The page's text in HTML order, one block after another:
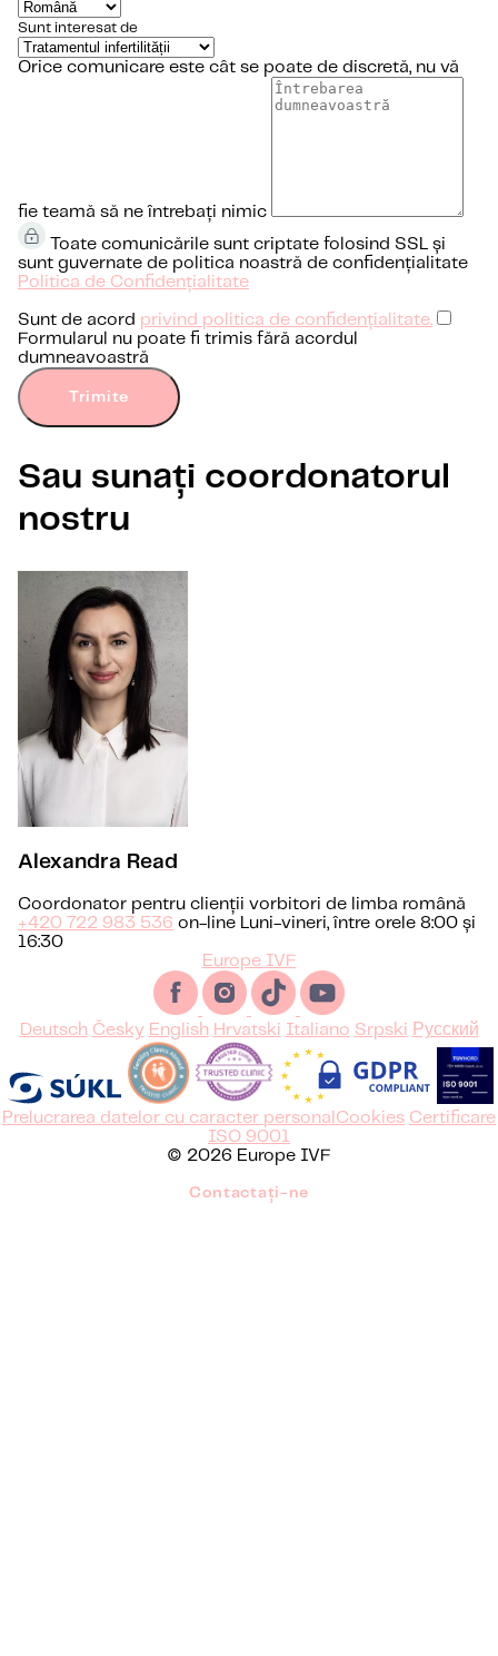
Sunt interesat de
Orice comunicare este cât se poate de discretă, nu vă
fie teamă să ne întrebați nimic
Toate comunicările sunt criptate folosind SSL și
sunt guvernate de politica noastră de confidențialitate
Politica de Confidențialitate
Sunt de acord privind politica de confidențialitate.
Formularul nu poate fi trimis fără acordul
dumneavoastră
Trimite
Sau sunați coordonatorul
nostru
Alexandra Read
Coordonator pentru clienții vorbitori de limba română
+420 722 983 536 on-line Luni-vineri, între orele 8:00 și
16:30
Europe IVF
Deutsch Česky English Hrvatski Italiano Srpski Русский
Prelucrarea datelor cu caracter personal Cookies Certificare
ISO 9001
© 2026 Europe IVF
Contactați-ne